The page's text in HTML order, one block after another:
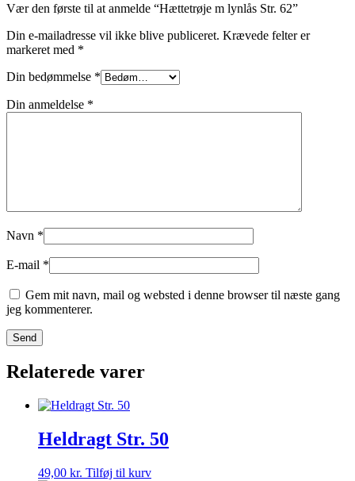
Vær den første til at anmelde “Hættetrøje m lynlås Str. 62”
Din e-mailadresse vil ikke blive publiceret. Krævede felter er
markeret med *
Din bedømmelse *
Din anmeldelse *
Navn *
E-mail *
Gem mit navn, mail og websted i denne browser til næste gang
jeg kommenterer.
Relaterede varer
Heldragt Str. 50
49,00 kr. Tilføj til kurv